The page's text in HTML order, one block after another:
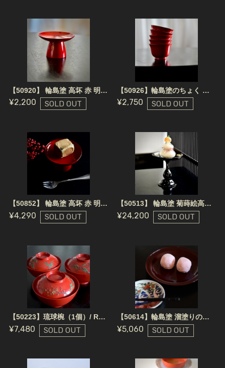
【50920】 輪島塗 高坏 赤 明治(1個) / Wajima Nuri Wooden Footed Plate / Meiji Era
¥2,200 SOLD OUT
【50926】輪島塗のちょく 赤 明治 / Wajima Nuri Small Cup / Meiji Era
¥2,750 SOLD OUT
【50852】 輪島塗 高坏 赤 明治 / Wajima Nuri Wooden Footed Plate / Meiji Era
¥4,290 SOLD OUT
【50513】 輪島塗 菊蒔絵高坏 黒 明治 / Wajima Nuri Black Tray / Meiji Era
¥24,200 SOLD OUT
【50223】琉球椀（1個）/ Ryukyu Wan
¥7,480 SOLD OUT
【50614】輪島塗 溜塗りの木皿 / Wajima Nuri Tamenuri Tray Round
¥5,060 SOLD OUT